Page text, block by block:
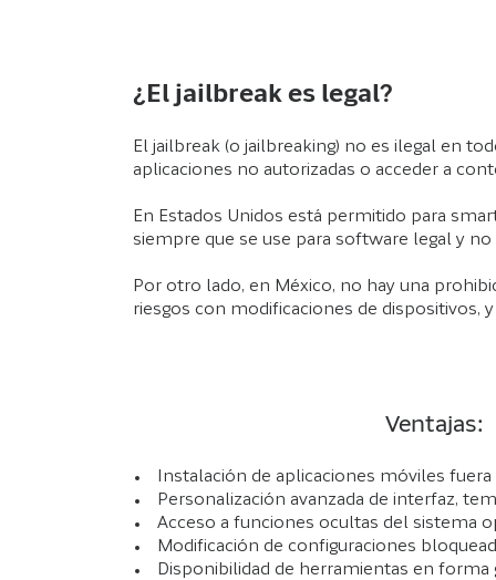
¿El jailbreak es legal?
El jailbreak (o jailbreaking) no es ilegal en
aplicaciones no autorizadas o acceder a
En Estados Unidos está permitido para
siempre que se use para software legal y
Por otro lado, en México, no hay una
riesgos con modificaciones de dispositivos,
Ventajas:
Instalación de aplicaciones móviles
Personalización avanzada de interfaz,
Acceso a funciones ocultas del sistema
Modificación de configuraciones
Disponibilidad de herramientas en forma